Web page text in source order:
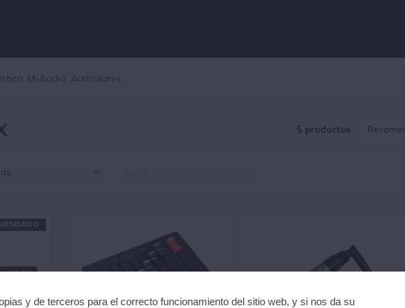
5 productos
y de terceros para el correcto funcionamiento del sitio web, y si nos da su